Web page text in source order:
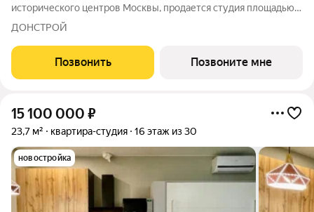
исторического центров Москвы, продается студия площадью
35.90 кв. м без отделки. Квартира находится на 16 этаже 48-
этажного дома, в новом элитном жилом комплексе «Начало»
от девелопера «Донстрой».
ДОНСТРОЙ
Позвонить Позвоните мне
15 100 000 ₽
23,7 м² квартира-студия 16 этаж из 30
новостройка